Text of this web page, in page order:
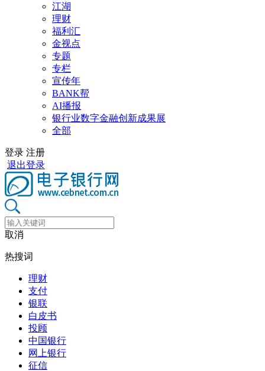
江湖
理财
福利汇
金视点
专题
专栏
宣传年
BANK帮
AI播报
银行业数字金融创新成果展
全部
登录 注册
退出登录
取消
热搜词
理财
支付
银联
白皮书
投顾
中国银行
网上银行
征信